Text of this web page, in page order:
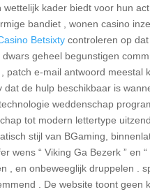
kader biedt voor hun
bandiet , wonen casino
Betsixtycontroleren op
geheel begunstigen
e-mail antwoord meestal
de hulp beschikbaar is
weddenschap
tot modern lettertype
stijl van BGaming,
wens “ Viking Ga Bezerk ” en
, en onbeweeglijk druppelen .
. De website toont geen